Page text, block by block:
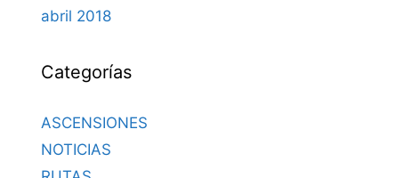
abril 2018
Categorías
ASCENSIONES
NOTICIAS